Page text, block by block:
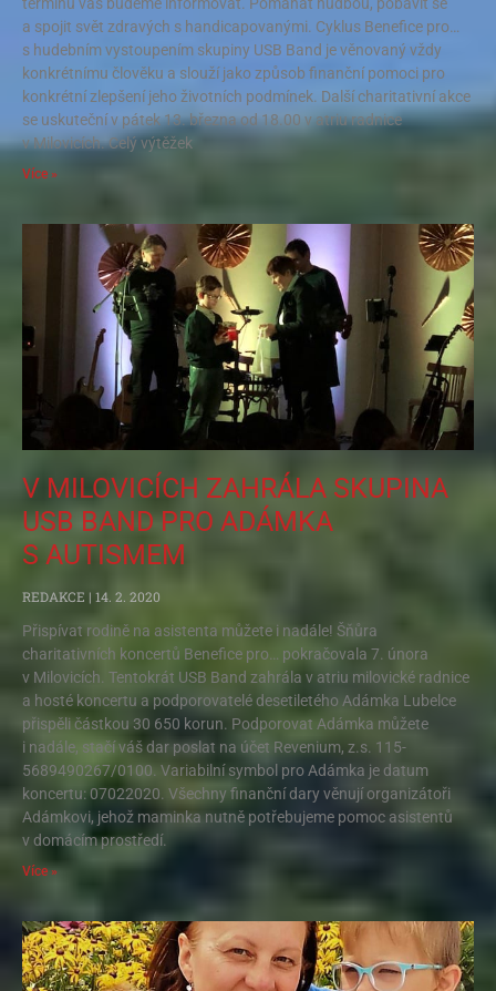
a spojit svět zdravých s handicapovanými. Cyklus Benefice pro…
s hudebním vystoupením skupiny USB Band je věnovaný vždy
konkrétnímu člověku a slouží jako způsob finanční pomoci pro
konkrétní zlepšení jeho životních podmínek. Další charitativní akce
se uskuteční v pátek 13. března od 18.00 v atriu radnice
v Milovicích. Celý výtěžek
Více »
V MILOVICÍCH ZAHRÁLA SKUPINA
USB BAND PRO ADÁMKA
S AUTISMEM
REDAKCE
14. 2. 2020
Přispívat rodině na asistenta můžete i nadále! Šňůra
charitativních koncertů Benefice pro… pokračovala 7. února
v Milovicích. Tentokrát USB Band zahrála v atriu milovické radnice
a hosté koncertu a podporovatelé desetiletého Adámka Lubelce
přispěli částkou 30 650 korun. Podporovat Adámka můžete
i nadále, stačí váš dar poslat na účet Revenium, z.s. 115-
5689490267/0100. Variabilní symbol pro Adámka je datum
koncertu: 07022020. Všechny finanční dary věnují organizátoři
Adámkovi, jehož maminka nutně potřebujeme pomoc asistentů
v domácím prostředí.
Více »